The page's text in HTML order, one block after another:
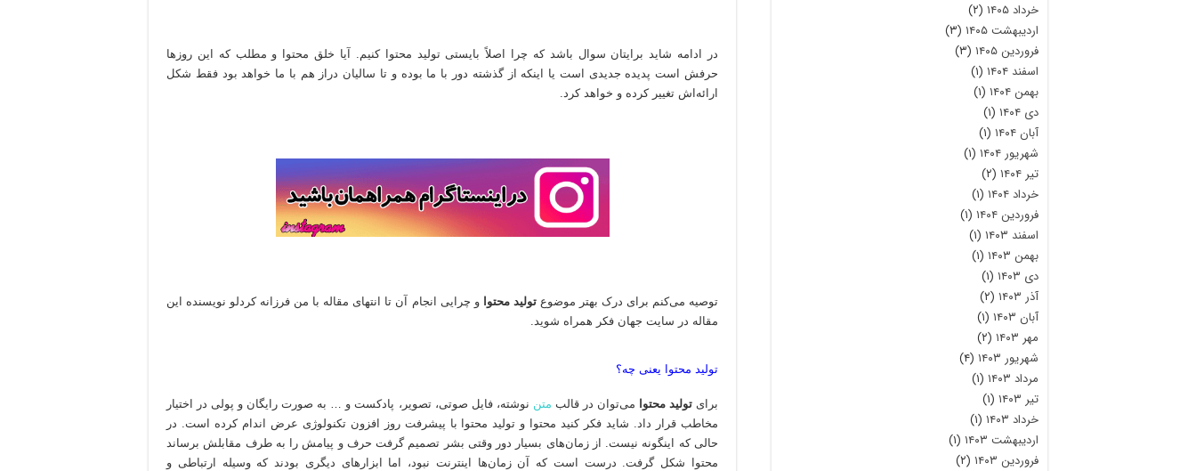
در ادامه شاید برایتان سوال باشد که چرا اصلاً بایستی تولید محتوا کنیم. آیا خلق محتوا و مطلب که این روزها
حرفش است پدیده جدیدی است یا اینکه از گذشته دور با ما بوده و تا سالیان دراز هم با ما خواهد بود فقط شکل
ارائه‌اش تغییر کرده و خواهد کرد.
توصیه می‌کنم برای درک بهتر موضوعتولید محتوا و چرایی انجام آن تا انتهای مقاله با من فرزانه کردلو نویسنده این
مقاله در سایت جهان فکر همراه شوید.
تولید محتوا یعنی چه؟
برایتولید محتوا می‌توان در قالب متن نوشته، فایل صوتی، تصویر، پادکست و … به صورت رایگان و پولی در اختیار
مخاطب قرار داد. شاید فکر کنید محتوا و تولید محتوا با پیشرفت روز افزون تکنولوژی عرض اندام کرده است. در
حالی که اینگونه نیست. از زمان‌های بسیار دور وقتی بشر تصمیم گرفت حرف و پیامش را به طرف مقابلش برساند
محتوا شکل گرفت. درست است که آن زمان‌ها اینترنت نبود، اما ابزارهای دیگری بودند که وسیله ارتباطی و
خرداد ۱۴۰۵
(۲)
اردیبهشت ۱۴۰۵
(۳)
فروردین ۱۴۰۵
(۳)
اسفند ۱۴۰۴
(۱)
بهمن ۱۴۰۴
(۱)
دی ۱۴۰۴
(۱)
آبان ۱۴۰۴
(۱)
شهریور ۱۴۰۴
(۱)
تیر ۱۴۰۴
(۲)
خرداد ۱۴۰۴
(۱)
فروردین ۱۴۰۴
(۱)
اسفند ۱۴۰۳
(۱)
بهمن ۱۴۰۳
(۱)
دی ۱۴۰۳
(۱)
آذر ۱۴۰۳
(۲)
آبان ۱۴۰۳
(۱)
مهر ۱۴۰۳
(۲)
شهریور ۱۴۰۳
(۴)
مرداد ۱۴۰۳
(۱)
تیر ۱۴۰۳
(۱)
خرداد ۱۴۰۳
(۱)
اردیبهشت ۱۴۰۳
(۱)
فروردین ۱۴۰۳
(۲)